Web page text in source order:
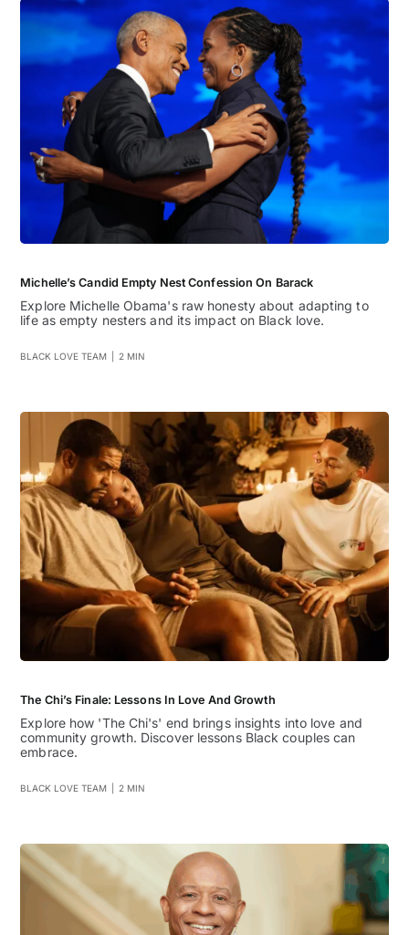
Michelle’s Candid Empty Nest Confession On Barack
Explore Michelle Obama's raw honesty about adapting to
life as empty nesters and its impact on Black love.
BLACK LOVE TEAM 2 MIN
The Chi’s Finale: Lessons In Love And Growth
Explore how 'The Chi's' end brings insights into love and
community growth. Discover lessons Black couples can
embrace.
BLACK LOVE TEAM 2 MIN